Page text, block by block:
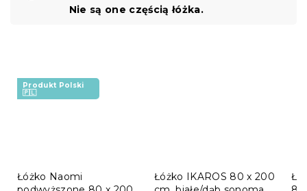
Nie są one częścią łóżka.
Produkt Polski
🇵🇱
Łóżko Naomi
Łóżko IKAROS 80 x 200